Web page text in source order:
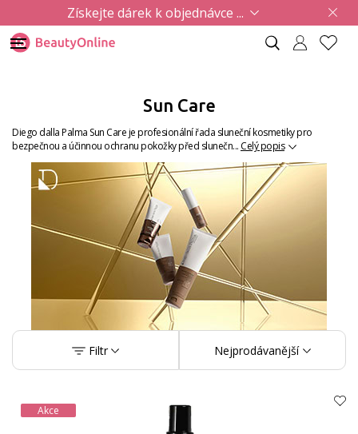
Získejte dárek k objednávce ...
Sun Care
Diego dalla Palma Sun Care je profesionální řada sluneční kosmetiky pro
bezpečnou a účinnou ochranu pokožky před slunečn... Celý popis
Filtr Nejprodávanější
Akce